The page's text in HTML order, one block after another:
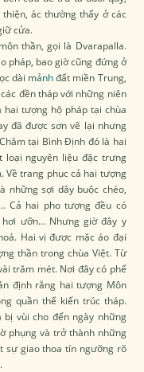
ác thường thấy ở các
cửa.
thần, gọi là Dvarapalla.
pháp, bao giờ cũng đứng ở
dài mảnhđất miền Trung,
đền tháp với những niên
hai tượng hộ pháp tại chùa
đã được sơn vẽ lại nhưng
tại Bình Định đó là hai
loại nguyên liệu đặc trưng
Về trang phục cả hai tượng
những sợi dây buộc chéo,
Cả hai pho tượng đều có
ưỡn… Nhưng giờ đây y
Hai vị được mặc áo đại
thần trong chùa Việt. Từ
trăm mét. Nơi đây có phế
định rằng hai tượng Môn
quần thể kiến trúc tháp.
vùi cho đến ngày những
phụng và trở thành những
sự giao thoa tín ngưỡng rõ